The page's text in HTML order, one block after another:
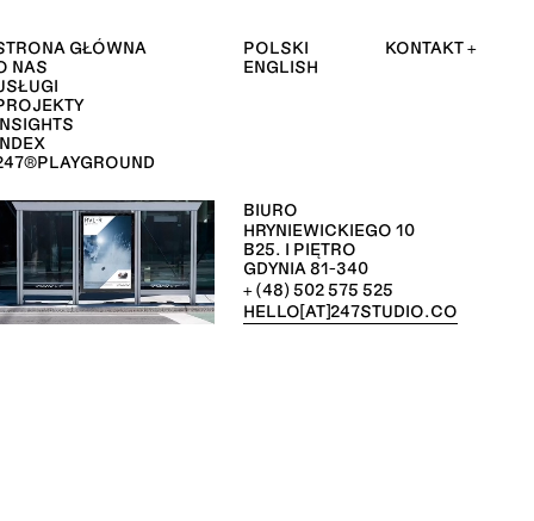
KONTAKT +
GŁÓWNA
NAS
POLSKI
ENGLISH
BIURO
HRYNIEWICKIEGO 10
B25. I PIĘTRO
GDYNIA 81-340
+ (48) 502 575 525
HELLO[AT]247STUDIO.CO